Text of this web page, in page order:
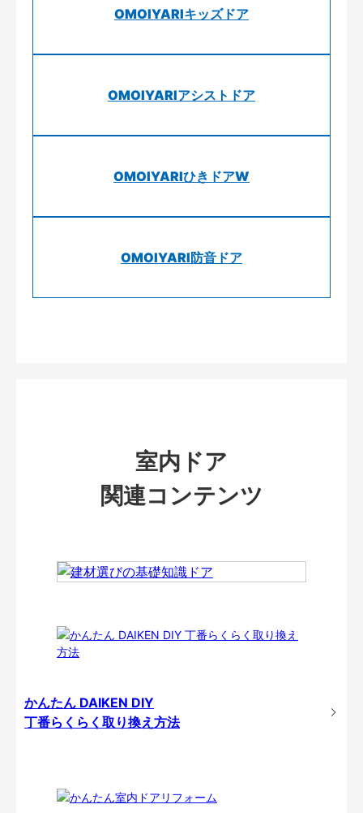
OMOIYARIキッズドア
OMOIYARIアシストドア
OMOIYARIひきドアW
OMOIYARI防音ドア
室内ドア
関連コンテンツ
かんたん DAIKEN DIY
丁番らくらく取り換え方法